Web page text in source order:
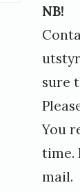
NB!
sure
You
time.
mail.